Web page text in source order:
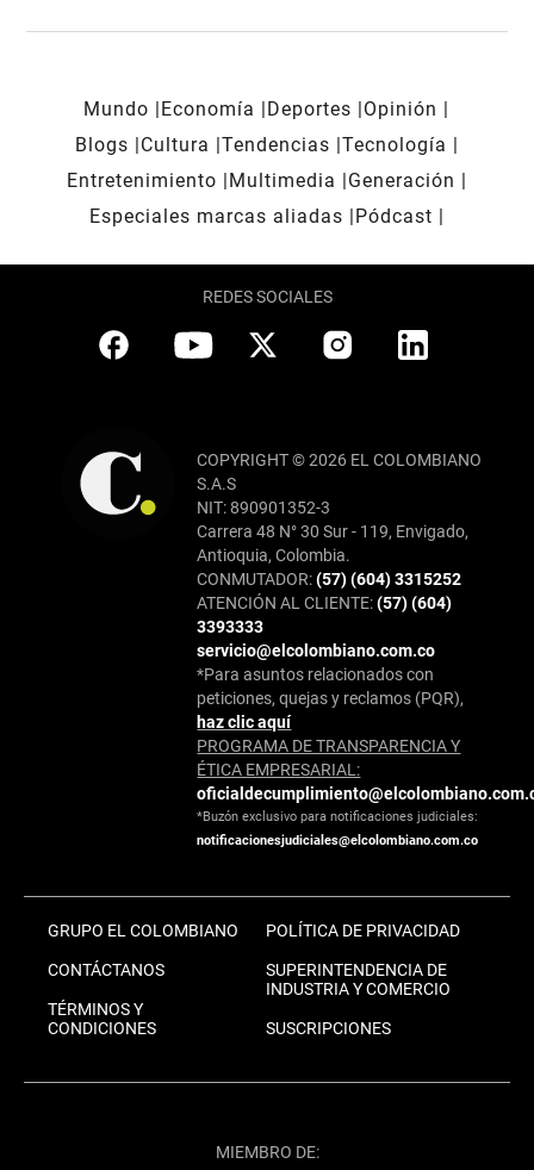
Mundo Economía Deportes
Opinión
Blogs
Cultura Tendencias Tecnología
Entretenimiento
Multimedia
Generación
Especiales marcas aliadas
Pódcast
REDES SOCIALES
COPYRIGHT © 2026 EL COLOMBIANO
S.A.S
NIT: 890901352-3
Carrera 48 N° 30 Sur - 119, Envigado,
Antioquia, Colombia.
CONMUTADOR:(57) (604) 3315252
ATENCIÓN AL CLIENTE:(57) (604)
3393333
servicio@elcolombiano.com.co
*Para asuntos relacionados con
peticiones, quejas y reclamos (PQR),
haz clic aquí
PROGRAMA DE TRANSPARENCIA Y
ÉTICA EMPRESARIAL:
*Buzón exclusivo para notificaciones judiciales:
notificacionesjudiciales@elcolombiano.com.co
GRUPO EL COLOMBIANO
CONTÁCTANOS
TÉRMINOS Y
CONDICIONES
POLÍTICA DE PRIVACIDAD
SUPERINTENDENCIA DE
INDUSTRIA Y COMERCIO
SUSCRIPCIONES
MIEMBRO DE: